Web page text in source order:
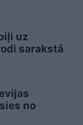
uz
sarakstā
no